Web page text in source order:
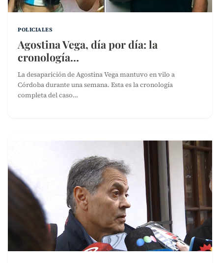
POLICIALES
Agostina Vega, día por día: la
cronología…
La desaparición de Agostina Vega mantuvo en vilo a
Córdoba durante una semana. Esta es la cronología
completa del caso…